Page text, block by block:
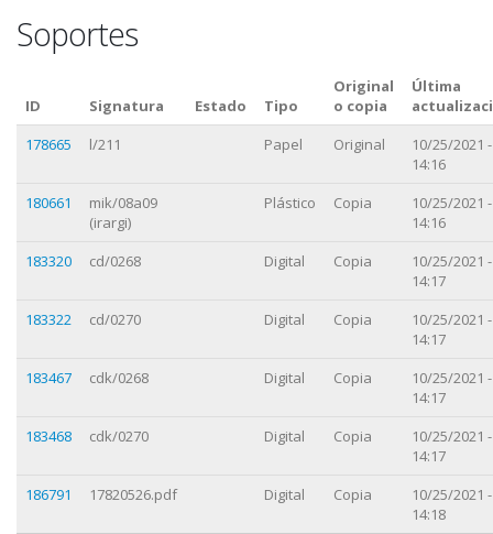
Soportes
ID Signatura Estado Tipo
Original
o copia
Última
178665
l/211 Papel Original
10/25/2021 -
14:16
180661
mik/08a09
(irargi)
Plástico Copia
10/25/2021 -
14:16
183320
cd/0268 Digital Copia
10/25/2021 -
14:17
183322
cd/0270 Digital Copia
10/25/2021 -
14:17
183467
cdk/0268 Digital Copia
10/25/2021 -
14:17
183468
cdk/0270 Digital Copia
10/25/2021 -
14:17
186791
17820526.pdf Digital Copia
10/25/2021 -
14:18